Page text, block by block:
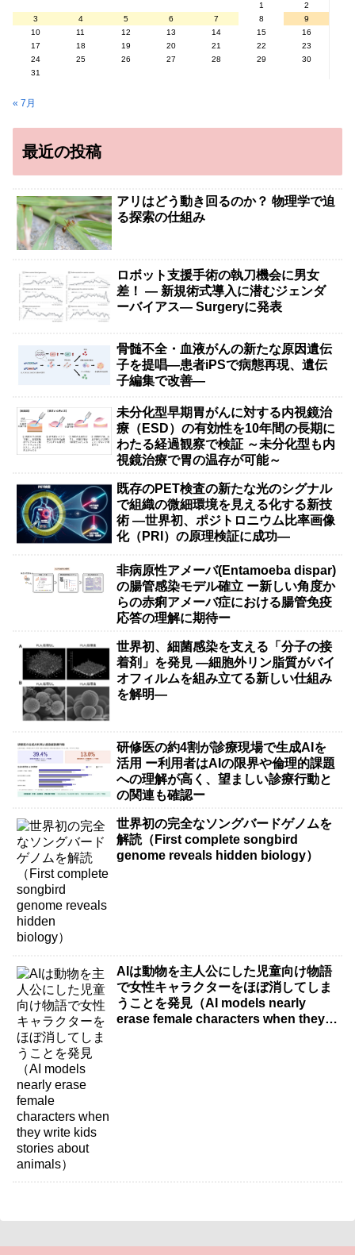
1
2
3
4 5 6 7 8
9
10
11 12 13 14 15
16
17
18 19 20 21 22
23
24
25 26 27 28 29
30
31
« 7月
最近の投稿
アリはどう動き回るのか？ 物理学で迫
る探索の仕組み
ロボット支援手術の執刀機会に男女
差！ — 新規術式導入に潜むジェンダ
ーバイアス— Surgeryに発表
骨髄不全・血液がんの新たな原因遺伝
子を提唱―患者iPSで病態再現、遺伝
子編集で改善―
未分化型早期胃がんに対する内視鏡治
療（ESD）の有効性を10年間の長期に
わたる経過観察で検証 ～未分化型も内
視鏡治療で胃の温存が可能～
既存のPET検査の新たな光のシグナル
で組織の微細環境を見える化する新技
術 ―世界初、ポジトロニウム比率画像
化（PRI）の原理検証に成功―
非病原性アメーバ(Entamoeba dispar)
の腸管感染モデル確立 ー新しい角度か
らの赤痢アメーバ症における腸管免疫
応答の理解に期待ー
世界初、細菌感染を支える「分子の接
着剤」を発見 ―細胞外リン脂質がバイ
オフィルムを組み立てる新しい仕組み
を解明―
研修医の約4割が診療現場で生成AIを
活用 ー利用者はAIの限界や倫理的課題
への理解が高く、望ましい診療行動と
の関連も確認ー
世界初の完全なソングバードゲノムを
解読（First complete songbird
genome reveals hidden biology）
AIは動物を主人公にした児童向け物語
で女性キャラクターをほぼ消してしま
うことを発見（AI models nearly
erase female characters when they